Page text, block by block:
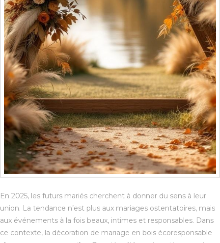
En 2025, les futurs mariés cherchent à donner du sens à leur
union. La tendance n’est plus aux mariages ostentatoires, mais
aux événements à la fois beaux, intimes et responsables. Dans
ce contexte, la décoration de mariage en bois écoresponsable